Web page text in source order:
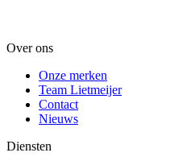
Over ons
Onze merken
Team Lietmeijer
Contact
Nieuws
Diensten